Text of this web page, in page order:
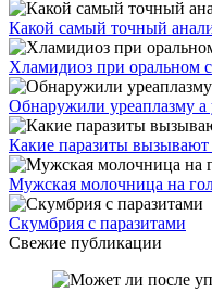
Какой самый точный
Хламидиоз при оральном
Обнаружили уреаплазму а
Какие паразиты вызывают
Мужская молочница на
Скумбрия с паразитами
Свежие публикации